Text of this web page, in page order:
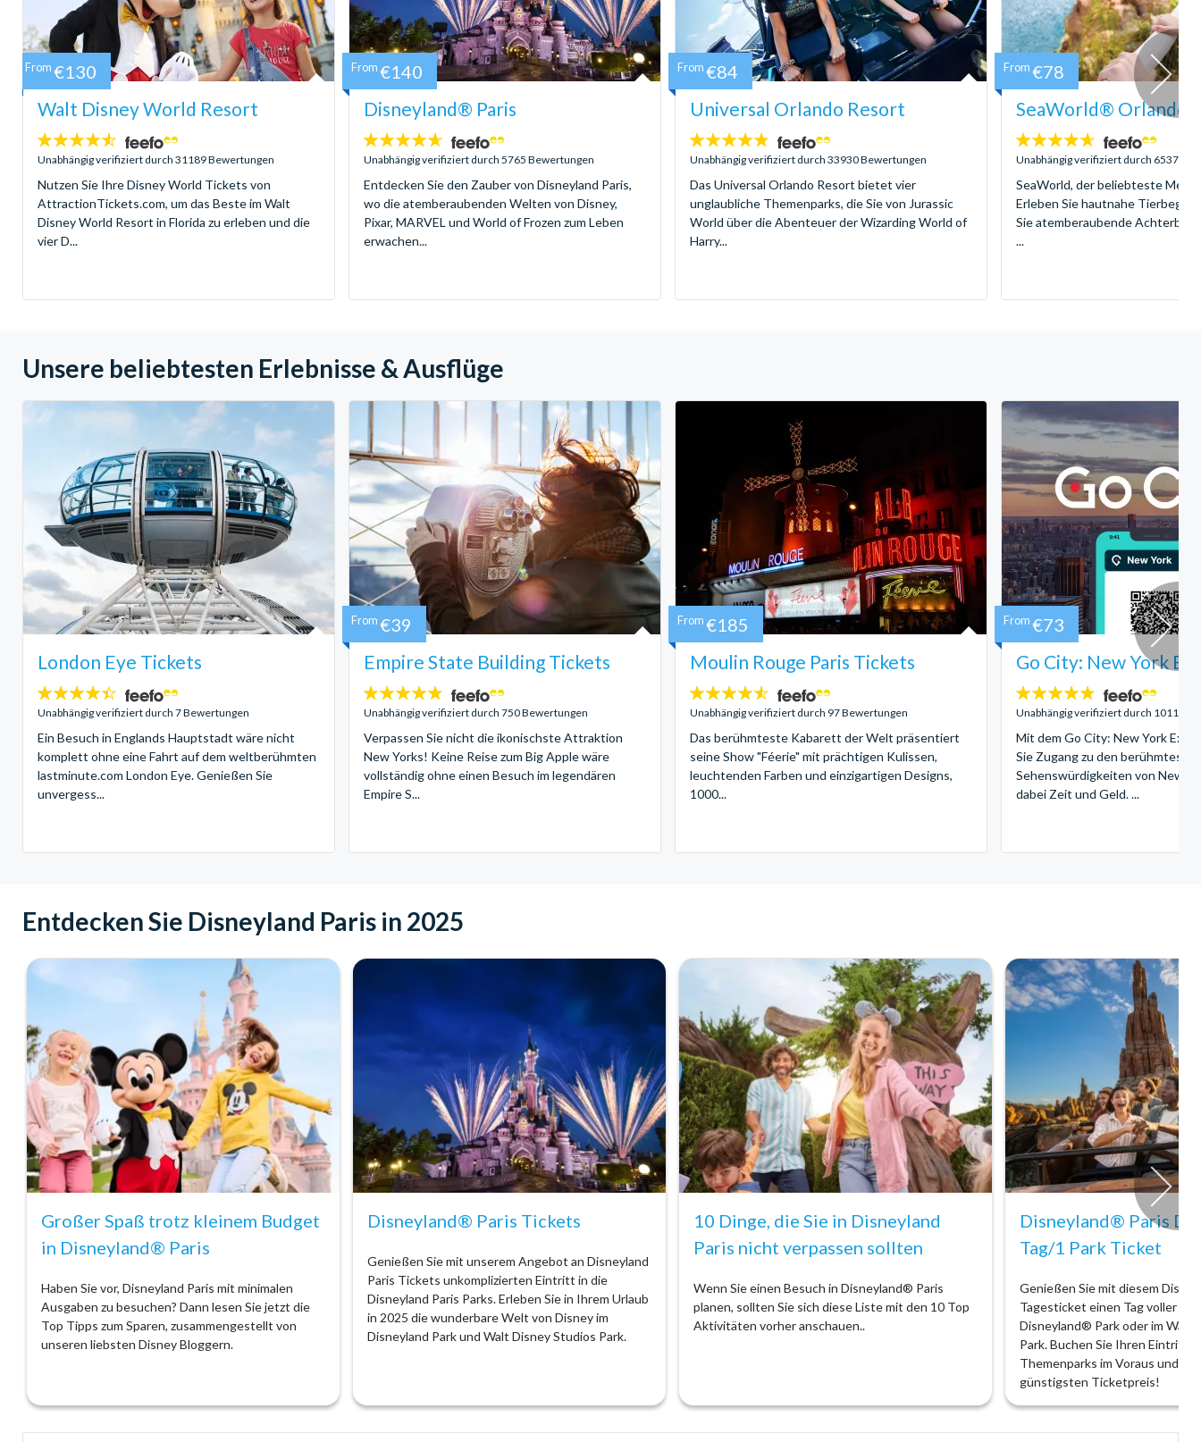
Walt Disney World Resort
4.5
Sterne:
Unabhängig verifiziert durch 31189 Bewertungen
Nutzen Sie Ihre Disney World Tickets von
AttractionTickets.com, um das Beste im Walt
Disney World Resort in Florida zu erleben und die
vier D...
From €130
Disneyland® Paris
4.6
Sterne:
Unabhängig verifiziert durch 5765 Bewertungen
Entdecken Sie den Zauber von Disneyland Paris,
wo die atemberaubenden Welten von Disney,
Pixar, MARVEL und World of Frozen zum Leben
erwachen...
From €140
Universal Orlando Resort
4.7
Sterne:
Unabhängig verifiziert durch 33930 Bewertungen
Das Universal Orlando Resort bietet vier
unglaubliche Themenparks, die Sie von Jurassic
World über die Abenteuer der Wizarding World of
Harry...
From €84
SeaWorld® Orlando
4.6
Sterne:
Unabhängig verifiziert durch 6537
SeaWorld, der beliebteste
Erleben Sie hautnahe
Sie atemberaubende
...
From €78
Unsere beliebtesten Erlebnisse & Ausflüge
London Eye Tickets
4.4
Sterne:
Unabhängig verifiziert durch 7 Bewertungen
Ein Besuch in Englands Hauptstadt wäre nicht
komplett ohne eine Fahrt auf dem weltberühmten
lastminute.com London Eye. Genießen Sie
unvergess...
Empire State Building Tickets
4.7
Sterne:
Unabhängig verifiziert durch 750 Bewertungen
Verpassen Sie nicht die ikonischste Attraktion
New Yorks! Keine Reise zum Big Apple wäre
vollständig ohne einen Besuch im legendären
Empire S...
From €39
Moulin Rouge Paris Tickets
4.5
Sterne:
Unabhängig verifiziert durch 97 Bewertungen
Das berühmteste Kabarett der Welt präsentiert
seine Show "Féerie" mit prächtigen Kulissen,
leuchtenden Farben und einzigartigen Designs,
1000...
From €185
Go City: New York
4.7
Sterne:
Unabhängig verifiziert durch 1011
Mit dem Go City: New York
Sie Zugang zu den berühmtesten
Sehenswürdigkeiten von New
dabei Zeit und Geld. ...
From €73
Entdecken Sie Disneyland Paris in 2025
Großer Spaß trotz kleinem Budget
in Disneyland® Paris
Haben Sie vor, Disneyland Paris mit minimalen
Ausgaben zu besuchen? Dann lesen Sie jetzt die
Top Tipps zum Sparen, zusammengestellt von
unseren liebsten Disney Bloggern.
Disneyland® Paris Tickets
Genießen Sie mit unserem Angebot an Disneyland
Paris Tickets unkomplizierten Eintritt in die
Disneyland Paris Parks. Erleben Sie in Ihrem Urlaub
in 2025 die wunderbare Welt von Disney im
Disneyland Park und Walt Disney Studios Park.
10 Dinge, die Sie in Disneyland
Paris nicht verpassen sollten
Wenn Sie einen Besuch in Disneyland® Paris
planen, sollten Sie sich diese Liste mit den 10 Top
Aktivitäten vorher anschauen..
Disneyland® Paris
Tag/1 Park Ticket
Genießen Sie mit diesem
Tagesticket einen Tag voller
Disneyland® Park oder im Walt
Park. Buchen Sie Ihren Eintritt
Themenparks im Voraus und
günstigsten Ticketpreis!